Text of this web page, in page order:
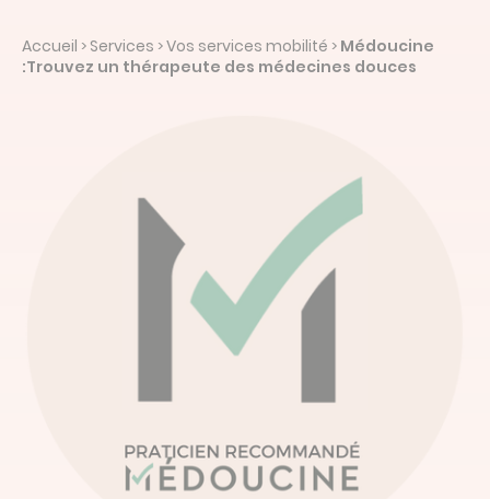
Linked’in
Accueil > Services >Vos services mobilité > Médoucine
:Trouvez un thérapeute des médecines douces